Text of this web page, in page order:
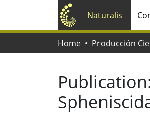
Naturalis
Home Producción